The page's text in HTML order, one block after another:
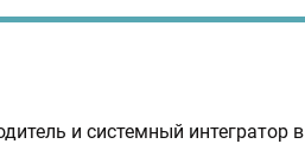
и системный интегратор в